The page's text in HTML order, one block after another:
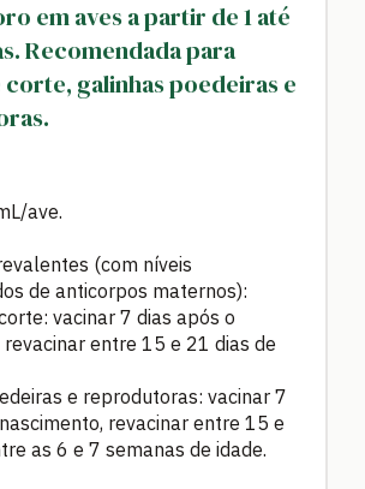
em aves a partir de 1 até
Recomendada para
galinhas poedeiras e
ave.
(com níveis
de anticorpos maternos):
vacinar 7 dias após o
revacinar entre 15 e 21 dias de
e reprodutoras: vacinar 7
revacinar entre 15 e
as 6 e 7 semanas de idade.